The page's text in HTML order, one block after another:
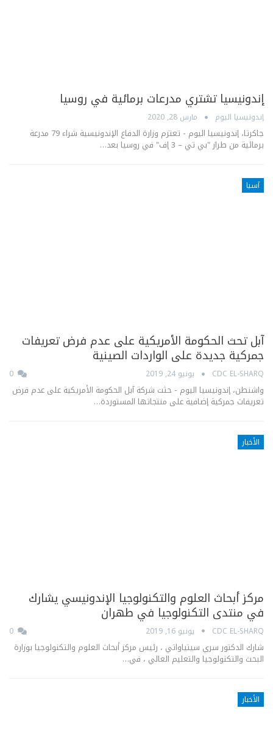
إندونيسيا تشتري مدرعات برمائية في روسيا
إندونيسيا اليوم مارس 28, 2020
جاكرتا، إندونيسيا اليوم - تعتزم وزارة الدفاع الإندونيسية شراء 79 مدرعة
برمائية من طراز "بي تي – 3 إف" في روسيا بعد…
آسيا
آبل تحث الحكومة الأمريكية على عدم فرض تعريفات
جمركية جديدة على الواردات الصينية
CDC EL-SHARQ يونيو 24, 2019
واشنطن، إندونيسيا اليوم - حثت شركة آبل الحكومة الأمريكية على عدم فرض
تعريفات جمركية إضافية على منتجاتها المستوردة…
الأخبار
مركز أبحاث العلوم والتكنولوجيا الإندونيسي يشارك
في منتدى التكنولوجيا في طهران
CDC EL-SHARQ يونيو 16, 2019
شارك الدكتور سري سيتياواتي ، رئيس مركز أبحاث العلوم والتكنولوجيا بوزارة
البحث والتكنولوجيا والتعليم العالي ، في…
الأخبار